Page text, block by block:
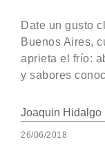
Date un gusto
Buenos Aires,
aprieta el frío:
y sabores
Joaquin Hidalgo
26/06/2018